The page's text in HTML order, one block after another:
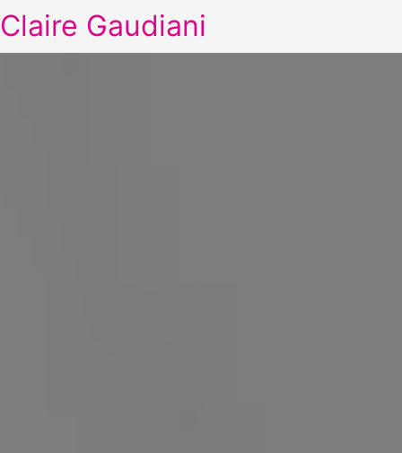
Claire Gaudiani